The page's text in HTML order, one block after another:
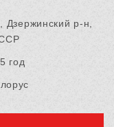
р-н,
год